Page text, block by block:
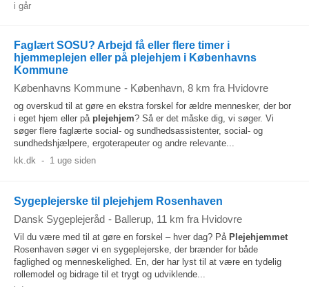
i går
Faglært SOSU? Arbejd få eller flere timer i
hjemmeplejen eller på plejehjem i Københavns
Kommune
Københavns Kommune - København, 8 km fra Hvidovre
og overskud til at gøre en ekstra forskel for ældre mennesker, der bor
i eget hjem eller på plejehjem? Så er det måske dig, vi søger. Vi
søger flere faglærte social- og sundhedsassistenter, social- og
sundhedshjælpere, ergoterapeuter og andre relevante...
kk.dk - 1 uge siden
Sygeplejerske til plejehjem Rosenhaven
Dansk Sygeplejeråd - Ballerup, 11 km fra Hvidovre
Vil du være med til at gøre en forskel – hver dag? På Plejehjemmet
Rosenhaven søger vi en sygeplejerske, der brænder for både
faglighed og menneskelighed. En, der har lyst til at være en tydelig
rollemodel og bidrage til et trygt og udviklende...